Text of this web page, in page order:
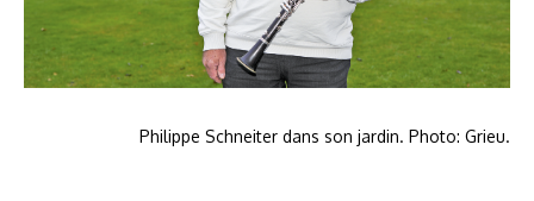
Philippe Schneiter dans son jardin. Photo: Grieu.